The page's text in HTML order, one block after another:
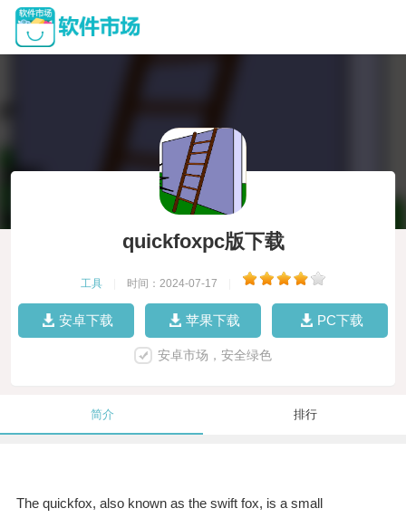
quickfoxpc版下载
工具 时间：2024-07-17
安卓下载 苹果下载 PC下载
安卓市场，安全绿色
简介 排行
The quickfox, also known as the swift fox, is a small